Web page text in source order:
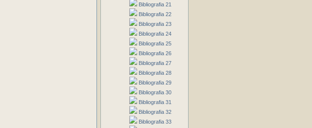
Bibliografia 21
Bibliografia 22
Bibliografia 23
Bibliografia 24
Bibliografia 25
Bibliografia 26
Bibliografia 27
Bibliografia 28
Bibliografia 29
Bibliografia 30
Bibliografia 31
Bibliografia 32
Bibliografia 33